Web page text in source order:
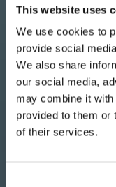
This website uses
We use cookies to
provide social
We also share
our social media,
may combine it with
provided to them or
of their services.
e
La nostra
prezzi